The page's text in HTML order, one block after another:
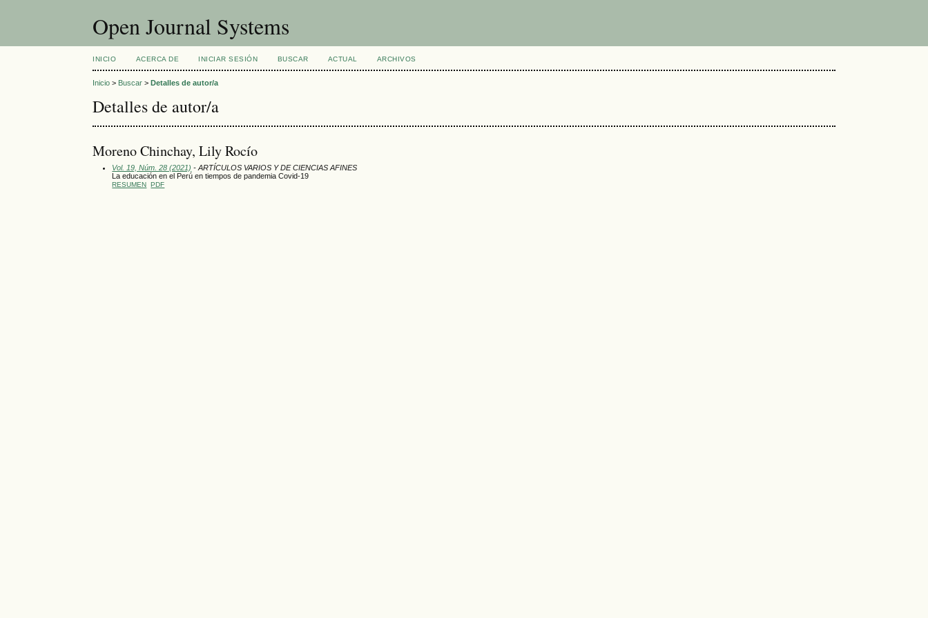
Open Journal Systems
INICIO ACERCA DE INICIAR SESIÓN BUSCAR ACTUAL ARCHIVOS
Inicio > Buscar >Detalles de autor/a
Detalles de autor/a
Moreno Chinchay, Lily Rocío
Vol. 19, Núm. 28 (2021) - ARTÍCULOS VARIOS Y DE CIENCIAS AFINES
La educación en el Perú en tiempos de pandemia Covid-19
RESUMEN PDF